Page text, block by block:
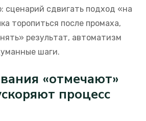
сценарий сдвигать подход «на
торопиться после промаха,
результат, автоматизм
шаги.
«отмечают»
процесс